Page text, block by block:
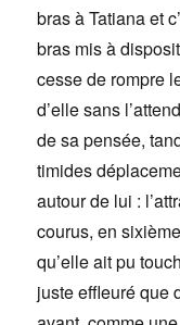
bras à Tatiana et
bras mis à
cesse de rompre
d’elle sans
de sa pensée,
timides
autour de lui :
courus, en
qu’elle ait pu
juste effleuré que